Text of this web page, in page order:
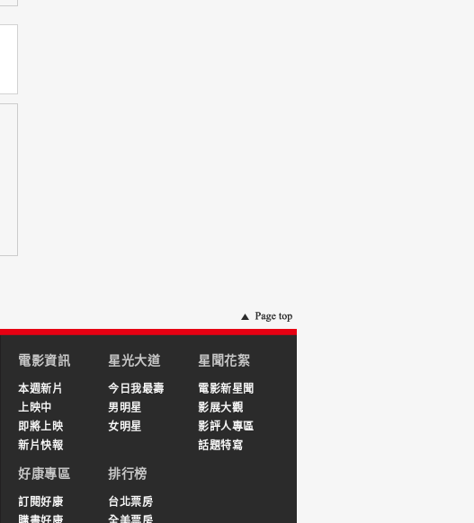
電影資訊
本週新片
上映中
即將上映
新片快報
星光大道
今日我最壽
男明星
女明星
星聞花絮
電影新星聞
影展大觀
影評人專區
話題特寫
好康專區
訂閱好康
排行榜
台北票房